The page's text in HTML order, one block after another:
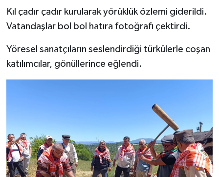
Kıl çadır çadır kurularak yörüklük özlemi giderildi.
Vatandaşlar bol bol hatıra fotoğrafı çektirdi.
Yöresel sanatçıların seslendirdiği türkülerle coşan
katılımcılar, gönüllerince eğlendi.